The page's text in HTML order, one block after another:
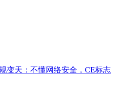
变天：不懂网络安全，CE标志